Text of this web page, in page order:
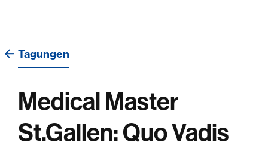
Tagungen
Medical Master
St.Gallen: Quo Vadis